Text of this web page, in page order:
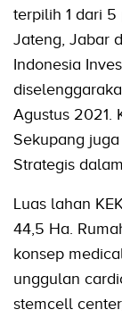
terpilih 1 dari
Jateng, Jabar
Indonesia
Agustus 2021.
Sekupang
Strategis
Luas lahan
44,5 Ha.
konsep
unggulan
stemcell